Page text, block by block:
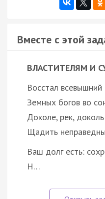
Вместе с этой
ВЛАСТИТЕЛЯМ И
Восстал всевышний
Земных богов во
Доколе, рек,
Щадить
Ваш долг есть:
Н…